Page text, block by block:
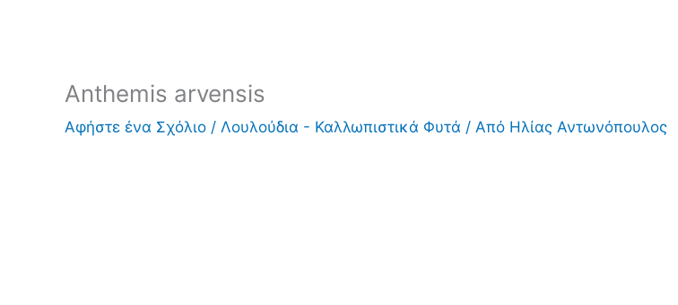
Anthemis arvensis
Αφήστε ένα Σχόλιο / Λουλούδια - Καλλωπιστικά Φυτά / Από Ηλίας Αντωνόπουλος